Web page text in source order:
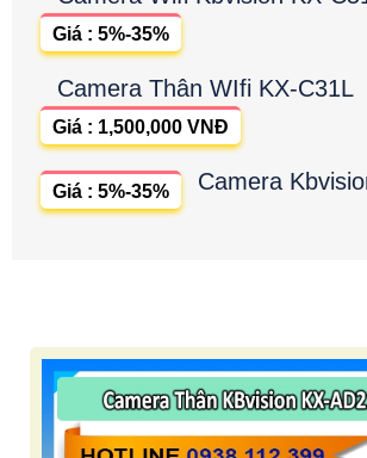
Giá : 5%-35%
Camera Thân WIfi KX-C31L
Giá : 1,500,000 VNĐ
Camera
Giá : 5%-35%